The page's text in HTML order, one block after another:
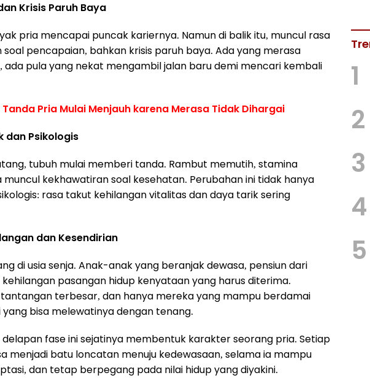
Krisis Paruh Baya
pria mencapai puncak kariernya. Namun di balik itu, muncul rasa
pencapaian, bahkan krisis paruh baya. Ada yang merasa
ada pula yang nekat mengambil jalan baru demi mencari kembali
Tanda Pria Mulai Menjauh karena Merasa Tidak Dihargai
dan Psikologis
tubuh mulai memberi tanda. Rambut memutih, stamina
muncul kekhawatiran soal kesehatan. Perubahan ini tidak hanya
rasa takut kehilangan vitalitas dan daya tarik sering
dan Kesendirian
di usia senja. Anak-anak yang beranjak dewasa, pensiun dari
pasangan hidup kenyataan yang harus diterima.
tantangan terbesar, dan hanya mereka yang mampu berdamai
yang bisa melewatinya dengan tenang.
delapan fase ini sejatinya membentuk karakter seorang pria. Setiap
menjadi batu loncatan menuju kedewasaan, selama ia mampu
dan tetap berpegang pada nilai hidup yang diyakini.
1
2
3
4
5